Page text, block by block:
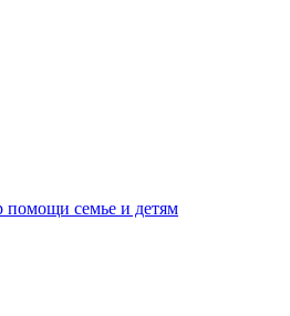
помощи семье и детям